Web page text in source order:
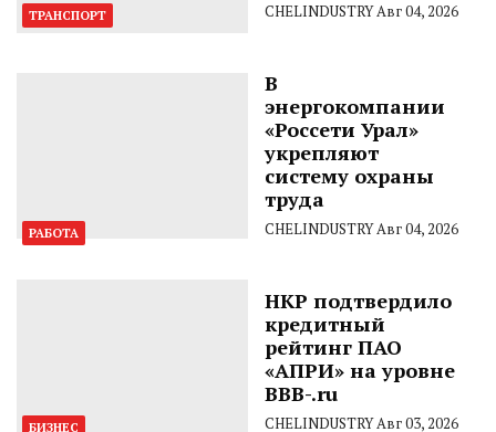
ТРАНСПОРТ CHELINDUSTRYАвг 04, 2026
РАБОТА
В
энергокомпании
«Россети Урал»
укрепляют
систему охраны
труда
CHELINDUSTRYАвг 04, 2026
БИЗНЕС
НКР подтвердило
кредитный
рейтинг ПАО
«АПРИ» на уровне
BBB-.ru
CHELINDUSTRYАвг 03, 2026